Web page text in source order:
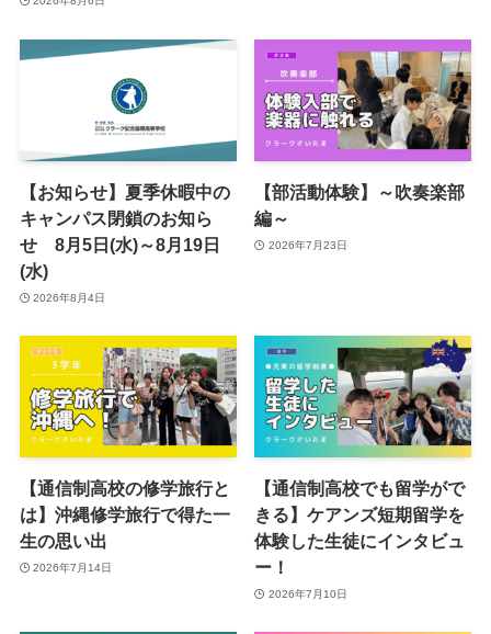
【お知らせ】夏季休暇中の
キャンパス閉鎖のお知ら
せ 8月5日(水)～8月19日
(水)
2026年8月4日
【部活動体験】～吹奏楽部
編～
2026年7月23日
【通信制高校の修学旅行と
は】沖縄修学旅行で得た一
生の思い出
2026年7月14日
【通信制高校でも留学がで
きる】ケアンズ短期留学を
体験した生徒にインタビュ
ー！
2026年7月10日